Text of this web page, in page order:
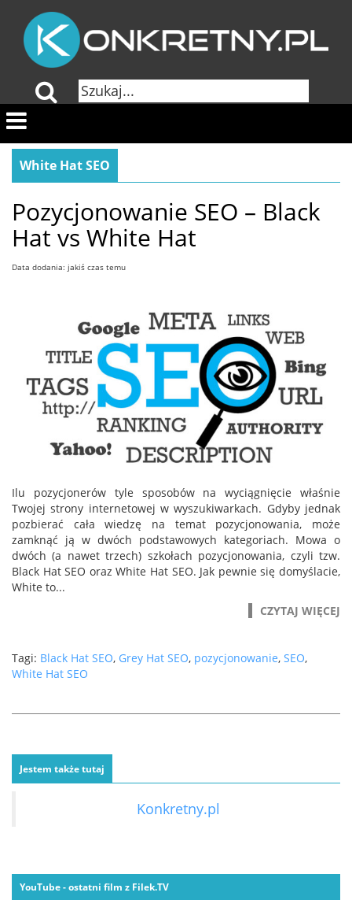
White Hat SEO
Pozycjonowanie SEO – Black
Hat vs White Hat
Data dodania: jakiś czas temu
Ilu pozycjonerów tyle sposobów na wyciągnięcie właśnie
Twojej strony internetowej w wyszukiwarkach. Gdyby jednak
pozbierać cała wiedzę na temat pozycjonowania, może
zamknąć ją w dwóch podstawowych kategoriach. Mowa o
dwóch (a nawet trzech) szkołach pozycjonowania, czyli tzw.
Black Hat SEO oraz White Hat SEO. Jak pewnie się domyślacie,
White to...
CZYTAJ WIĘCEJ
Tagi: Black Hat SEO, Grey Hat SEO, pozycjonowanie, SEO,
White Hat SEO
Jestem także tutaj
Konkretny.pl
YouTube - ostatni film z Filek.TV